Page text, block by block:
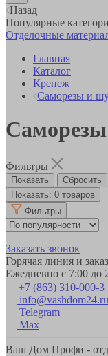
Назад
Популярные
Отделочные
Главная
Каталог
Крепеж
Саморезы и
Фильтры
Показать: 0 товаров
Фильтры
Заказать звонок
Горячая линия и
Ежедневно с 7:00 до
+7 (863) 310-000-3
info@vashdom24.ru
Telegram
Max
Ваш Дом Профи -